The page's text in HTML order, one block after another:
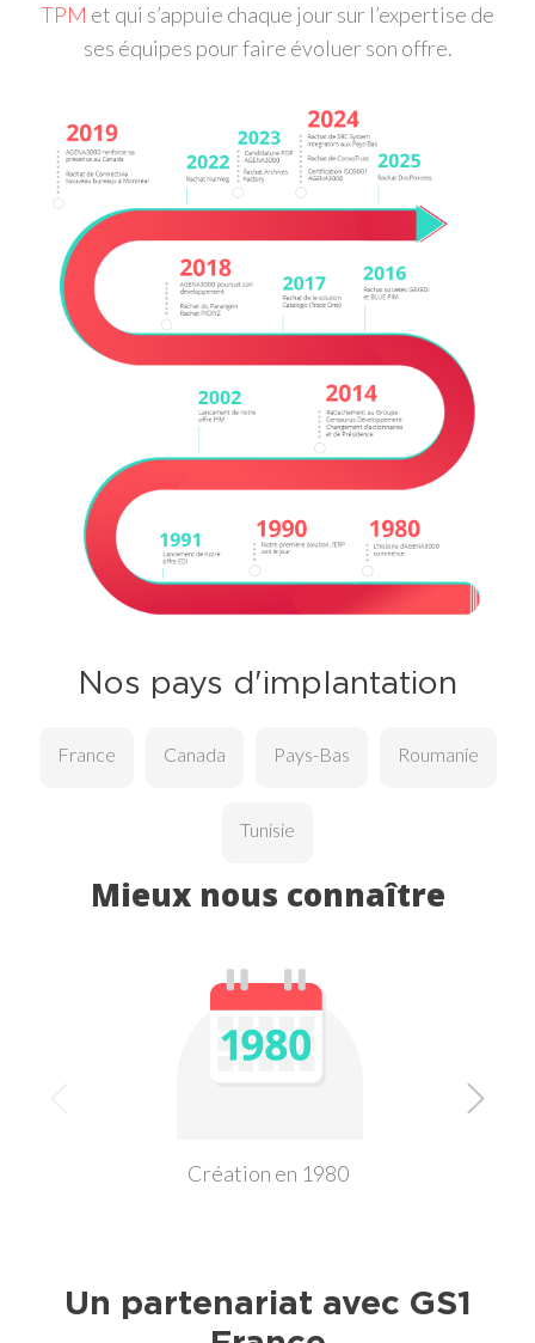
TPM et qui s’appuie chaque jour sur l’expertise de
ses équipes pour faire évoluer son offre.
Nos pays d'implantation
France Canada Pays-Bas Roumanie
Tunisie
Mieux nous connaître
Création en 1980
Un partenariat avec GS1